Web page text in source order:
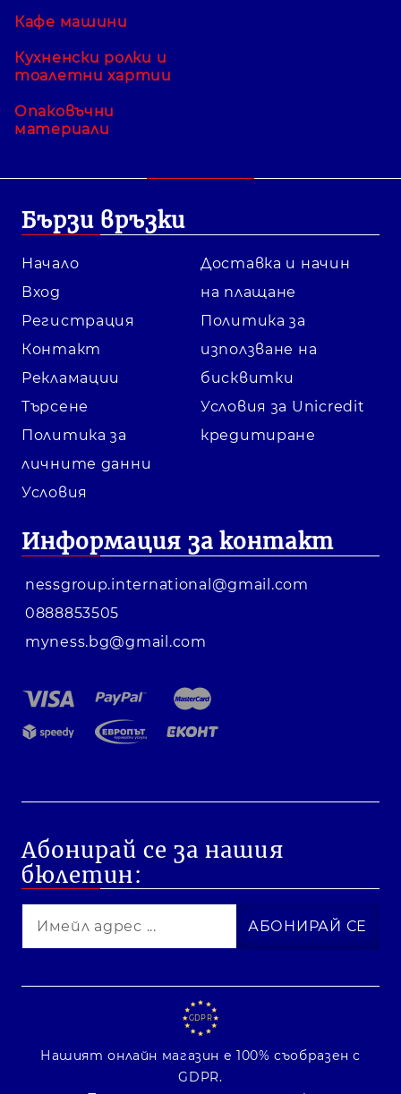
Кафе машини
Кухненски ролки и
тоалетни хартии
Опаковъчни
материали
Бързи връзки
Начало
Вход
Регистрация
Контакт
Рекламации
Търсене
Политика за
личните данни
Условия
Доставка и начин
на плащане
Политика за
използване на
бисквитки
Условия за Unicredit
кредитиране
Информация за контакт
nessgroup.international@gmail.com
0888853505
myness.bg@gmail.com
Абонирай се за нашия
бюлетин:
GDPR
Нашият онлайн магазин е 100% съобразен с
GDPR.